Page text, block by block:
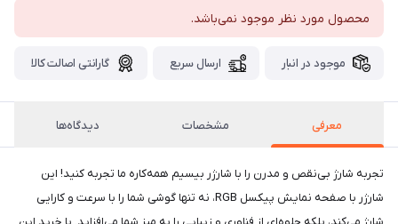
محصول مورد نظر موجود نمی‌باشد.
موجود در انبار ارسال سریع گارانتی اصالت کالا
معرفی مشخصات دیدگاه‌ها
تجربه شارژ بی‌نقص و مدرن را با شارژر بیسیم همه‌کاره ما تجربه کنید! این
شارژر با صفحه نمایش پیکسل RGB، نه تنها گوشی شما را با سرعت و کارایی